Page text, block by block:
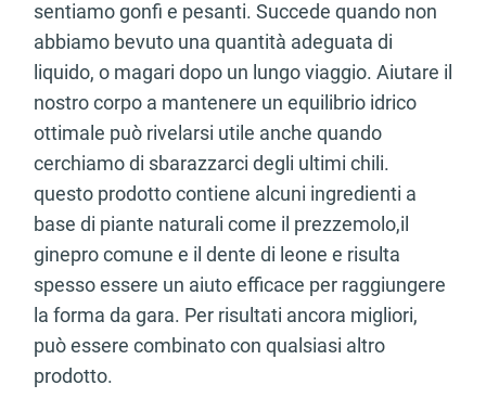
sentiamo gonfi e pesanti. Succede quando non
abbiamo bevuto una quantità adeguata di
liquido, o magari dopo un lungo viaggio. Aiutare il
nostro corpo a mantenere un equilibrio idrico
ottimale può rivelarsi utile anche quando
cerchiamo di sbarazzarci degli ultimi chili.
questo prodotto contiene alcuni ingredienti a
base di piante naturali come il prezzemolo,il
ginepro comune e il dente di leone e risulta
spesso essere un aiuto efficace per raggiungere
la forma da gara. Per risultati ancora migliori,
può essere combinato con qualsiasi altro
prodotto.